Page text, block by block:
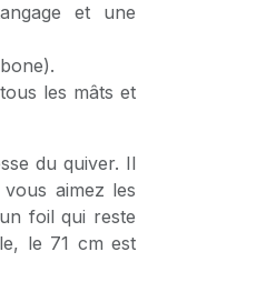
et une
les mâts et
du quiver. Il
aimez les
foil qui reste
le 71 cm est